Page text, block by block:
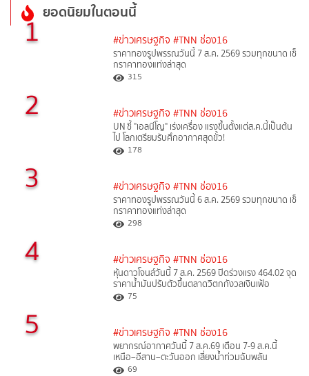
ยอดนิยมในตอนนี้
1 #ข่าวเศรษฐกิจ #TNN ช่อง16
ราคาทองรูปพรรณวันนี้ 7 ส.ค. 2569 รวมทุกขนาด เช็
กราคาทองแท่งล่าสุด
315
2 #ข่าวเศรษฐกิจ #TNN ช่อง16
UN ชี้ "เอลนีโญ" เร่งเครื่อง แรงขึ้นตั้งแต่ส.ค.นี้เป็นต้น
ไป โลกเตรียมรับศึกอากาศสุดขั้ว!
178
3 #ข่าวเศรษฐกิจ #TNN ช่อง16
ราคาทองรูปพรรณวันนี้ 6 ส.ค. 2569 รวมทุกขนาด เช็
กราคาทองแท่งล่าสุด
298
4 #ข่าวเศรษฐกิจ #TNN ช่อง16
หุ้นดาวโจนส์วันนี้ 7 ส.ค. 2569 ปิดร่วงแรง 464.02 จุด
ราคาน้ำมันปรับตัวขึ้นตลาดวิตกกังวลเงินเฟ้อ
75
5 #ข่าวเศรษฐกิจ #TNN ช่อง16
พยากรณ์อากาศวันนี้ 7 ส.ค.69 เตือน 7-9 ส.ค.นี้
เหนือ–อีสาน–ตะวันออก เสี่ยงน้ำท่วมฉับพลัน
69